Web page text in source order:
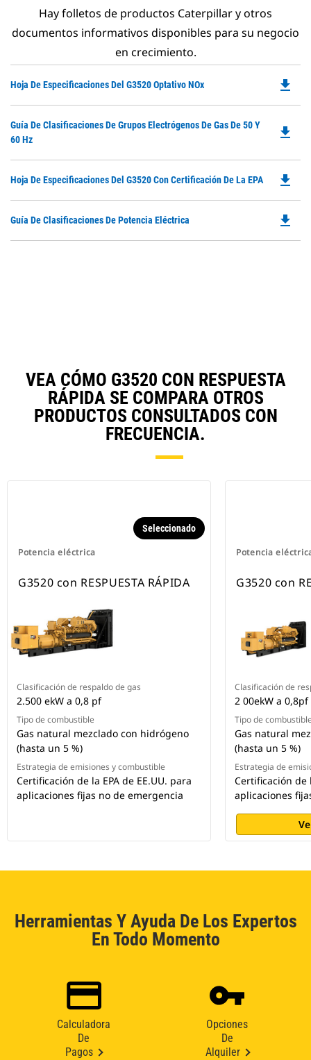
Hay folletos de productos Caterpillar y otros
documentos informativos disponibles para su negocio
en crecimiento.
Hoja De Especificaciones Del G3520 Optativo NOx file_download
Guía De Clasificaciones De Grupos Electrógenos De Gas De 50 Y
60 Hz
file_download
Hoja De Especificaciones Del G3520 Con Certificación De La EPA
a
file_download
Guía De Clasificaciones De Potencia Eléctrica file_download
VEA CÓMO G3520 CON RESPUESTA
RÁPIDA SE COMPARA OTROS
PRODUCTOS CONSULTADOS CON
FRECUENCIA.
Potencia eléctrica
Seleccionado
G3520 con RESPUESTA RÁPIDA
Clasificación de respaldo de gas
2.500 ekW a 0,8 pf
Tipo de combustible
Gas natural mezclado con hidrógeno
(hasta un 5 %)
Estrategia de emisiones y combustible
Certificación de la EPA de EE.UU. para
aplicaciones fijas no de emergencia
Potencia
G3520 con
Clasificación de
2 00ekW a 0,8pf
Tipo de
Gas natural
(hasta un 5 %)
Estrategia de
Certificación de
aplicaciones
Herramientas Y Ayuda De Los Expertos
En Todo Momento
Calculadora
De
Pagos
Opciones
De
Alquiler